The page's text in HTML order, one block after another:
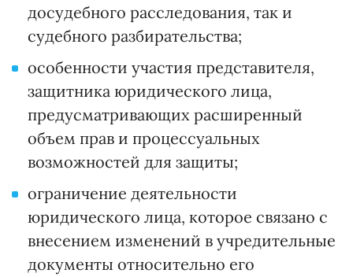
досудебного расследования, так и
судебного разбирательства;
особенности участия представителя,
защитника юридического лица,
предусматривающих расширенный
объем прав и процессуальных
возможностей для защиты;
ограничение деятельности
юридического лица, которое связано с
внесением изменений в учредительные
документы относительно его